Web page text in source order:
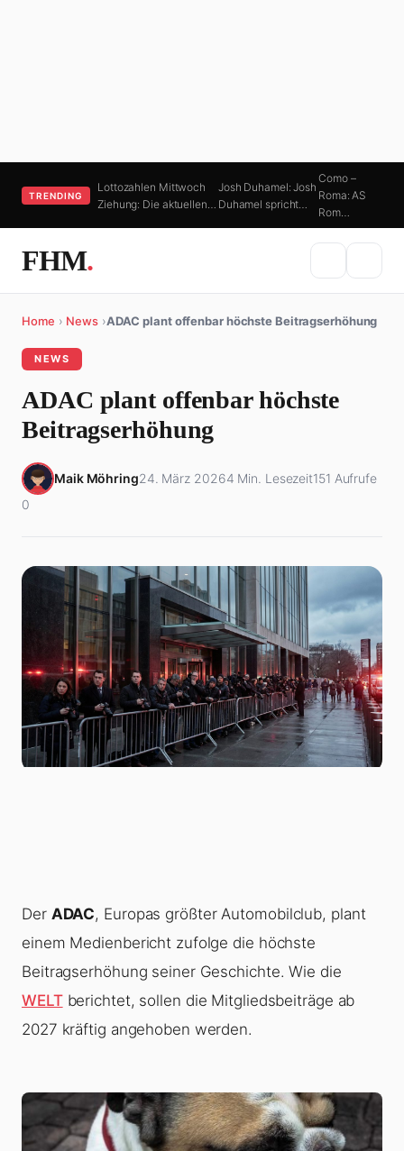
TRENDING
Lottozahlen Mittwoch
Ziehung: Die aktuellen…
Josh Duhamel: Josh
Duhamel spricht…
Como –
Roma: AS
Rom…
FHM.
Home › News ›ADAC plant offenbar höchste Beitragserhöhung
NEWS
ADAC plant offenbar höchste
Beitragserhöhung
Maik Möhring24. März 20264 Min. Lesezeit151 Aufrufe
0
Der ADAC, Europas größter Automobilclub, plant
einem Medienbericht zufolge die höchste
Beitragserhöhung seiner Geschichte. Wie die
WELTberichtet, sollen die Mitgliedsbeiträge ab
2027 kräftig angehoben werden.